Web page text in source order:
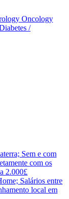
Oncology
/
Sem e com
com os
2.000£
Salários entre
local em